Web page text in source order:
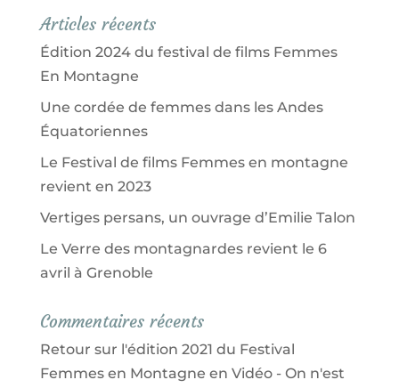
Articles récents
Édition 2024 du festival de films Femmes
En Montagne
Une cordée de femmes dans les Andes
Équatoriennes
Le Festival de films Femmes en montagne
revient en 2023
Vertiges persans, un ouvrage d’Emilie Talon
Le Verre des montagnardes revient le 6
avril à Grenoble
Commentaires récents
Retour sur l'édition 2021 du Festival
Femmes en Montagne en Vidéo - On n'est